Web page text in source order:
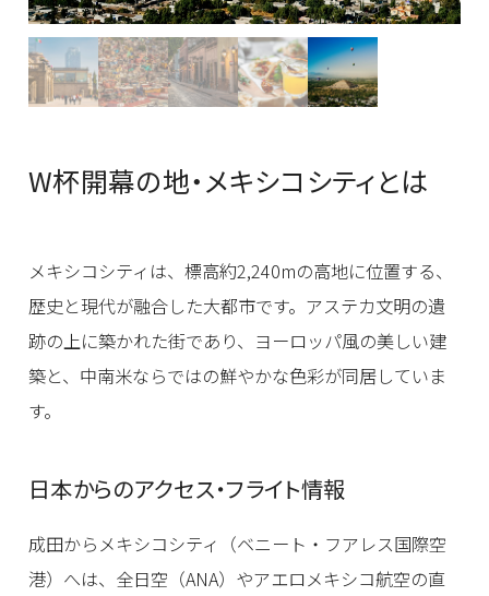
W杯開幕の地・メキシコシティとは
メキシコシティは、標高約2,240mの高地に位置する、
歴史と現代が融合した大都市です。アステカ文明の遺
跡の上に築かれた街であり、ヨーロッパ風の美しい建
築と、中南米ならではの鮮やかな色彩が同居していま
す。
日本からのアクセス・フライト情報
成田からメキシコシティ（ベニート・フアレス国際空
港）へは、全日空（ANA）やアエロメキシコ航空の直